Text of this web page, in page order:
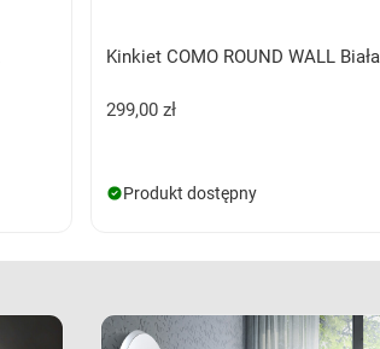
Kinkiet COMO ROUND WALL Biała
299,00 zł
Produkt dostępny